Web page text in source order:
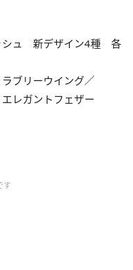
シュ 新デザイン4種 各
ブリーウイング／
レガントフェザー
す